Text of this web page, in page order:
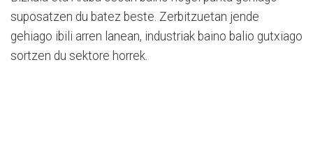
suposatzen du batez beste. Zerbitzuetan jende
gehiago ibili arren lanean, industriak baino balio gutxiago
sortzen du sektore horrek.